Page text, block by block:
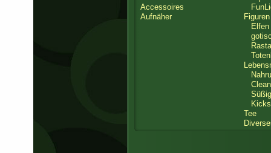
Accessoires
Aufnäher
Figuren
Elfen
Kicks
Tee